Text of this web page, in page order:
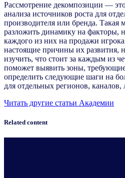
Рассмотрение декомпозиции —
анализа источников роста для
производителя или бренда. Такая
разложить динамику на факторы,
каждого из них на продажи
настоящие причины их развития,
изучить, что стоит за каждым из
поможет выявить зоны,
определить следующие шаги на
для отдельных регионов,
Читать другие статьи Академии
Related content